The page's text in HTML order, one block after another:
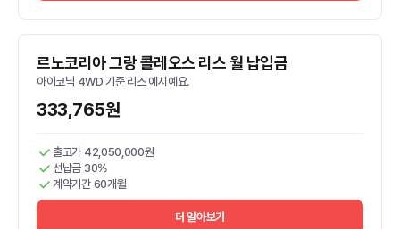
르노코리아 그랑 콜레오스 리스 월 납입금
아이코닉 4WD 기준 리스 예시예요.
333,765원
출고가 42,050,000원
선납금 30%
계약기간 60개월
더 알아보기